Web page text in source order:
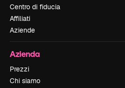
Centro di fiducia
Affiliati
Aziende
Azienda
Prezzi
Chi siamo